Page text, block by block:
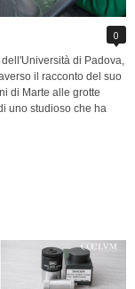
0
di Padova,
il racconto del suo
di Marte alle grotte
uno studioso che ha